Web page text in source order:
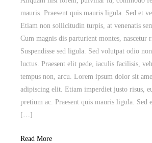
mauris. Praesent quis mauris ligula. Sed et
Etiam non sollicitudin turpis, at venenatis
Cum magnis dis parturient montes, nascetur
Suspendisse sed ligula. Sed volutpat odio
luctus. Praesent elit pede, iaculis facilisis,
tempus non, arcu. Lorem ipsum dolor sit
adipiscing elit. Etiam imperdiet justo risus,
pretium ac. Praesent quis mauris ligula. Sed
[…]
Read More